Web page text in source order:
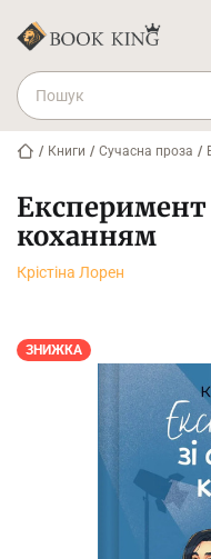
/ Книги / Сучасна проза /
Експеримент
коханням
Крістіна Лорен
ЗНИЖКА